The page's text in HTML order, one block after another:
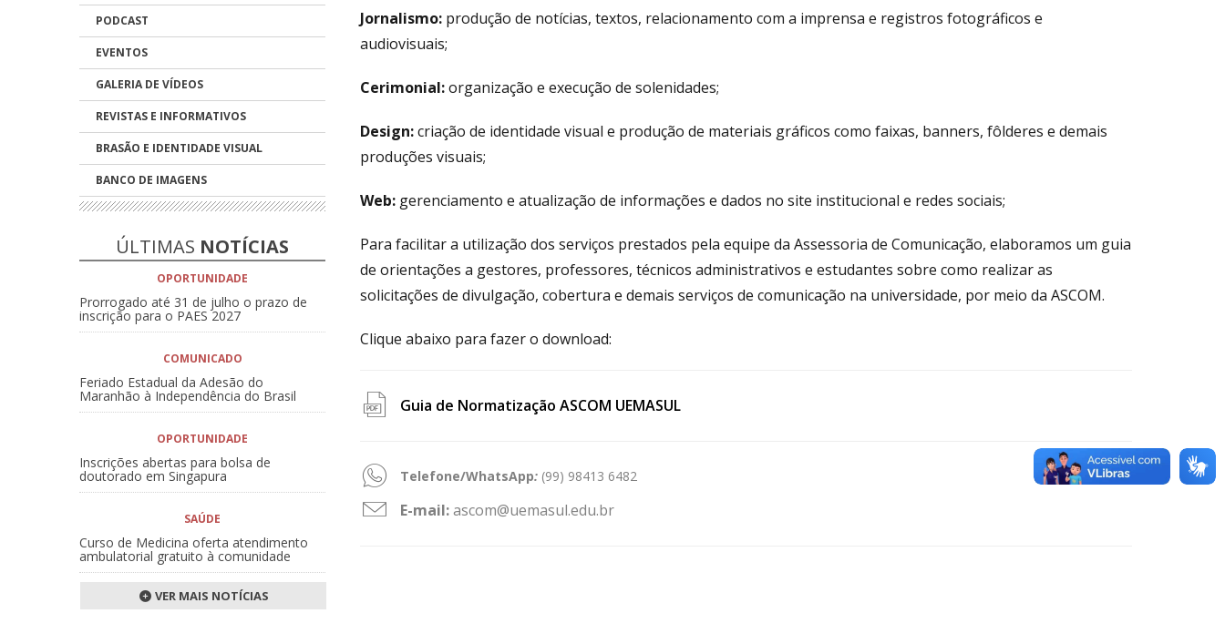
PODCAST
EVENTOS
GALERIA DE VÍDEOS
REVISTAS E INFORMATIVOS
BRASÃO E IDENTIDADE VISUAL
BANCO DE IMAGENS
ÚLTIMAS NOTÍCIAS
OPORTUNIDADE
Prorrogado até 31 de julho o prazo de
inscrição para o PAES 2027
COMUNICADO
Feriado Estadual da Adesão do
Maranhão à Independência do Brasil
OPORTUNIDADE
Inscrições abertas para bolsa de
doutorado em Singapura
SAÚDE
Curso de Medicina oferta atendimento
ambulatorial gratuito à comunidade
VER MAIS NOTÍCIAS
Jornalismo: produção de notícias, textos, relacionamento com a imprensa e registros fotográficos e
audiovisuais;
Cerimonial:organização e execução de solenidades;
Design:criação de identidade visual e produção de materiais gráficos como faixas, banners, fôlderes e demais
produções visuais;
Web:gerenciamento e atualização de informações e dados no site institucional e redes sociais;
Para facilitar a utilização dos serviços prestados pela equipe da Assessoria de Comunicação, elaboramos um guia
de orientações a gestores, professores, técnicos administrativos e estudantes sobre como realizar as
solicitações de divulgação, cobertura e demais serviços de comunicação na universidade, por meio da ASCOM.
Clique abaixo para fazer o download:
pdf
icon
Guia de Normatização ASCOM UEMASUL
file
Telefone/WhatsApp:(99) 98413 6482
E-mail:ascom@uemasul.edu.br